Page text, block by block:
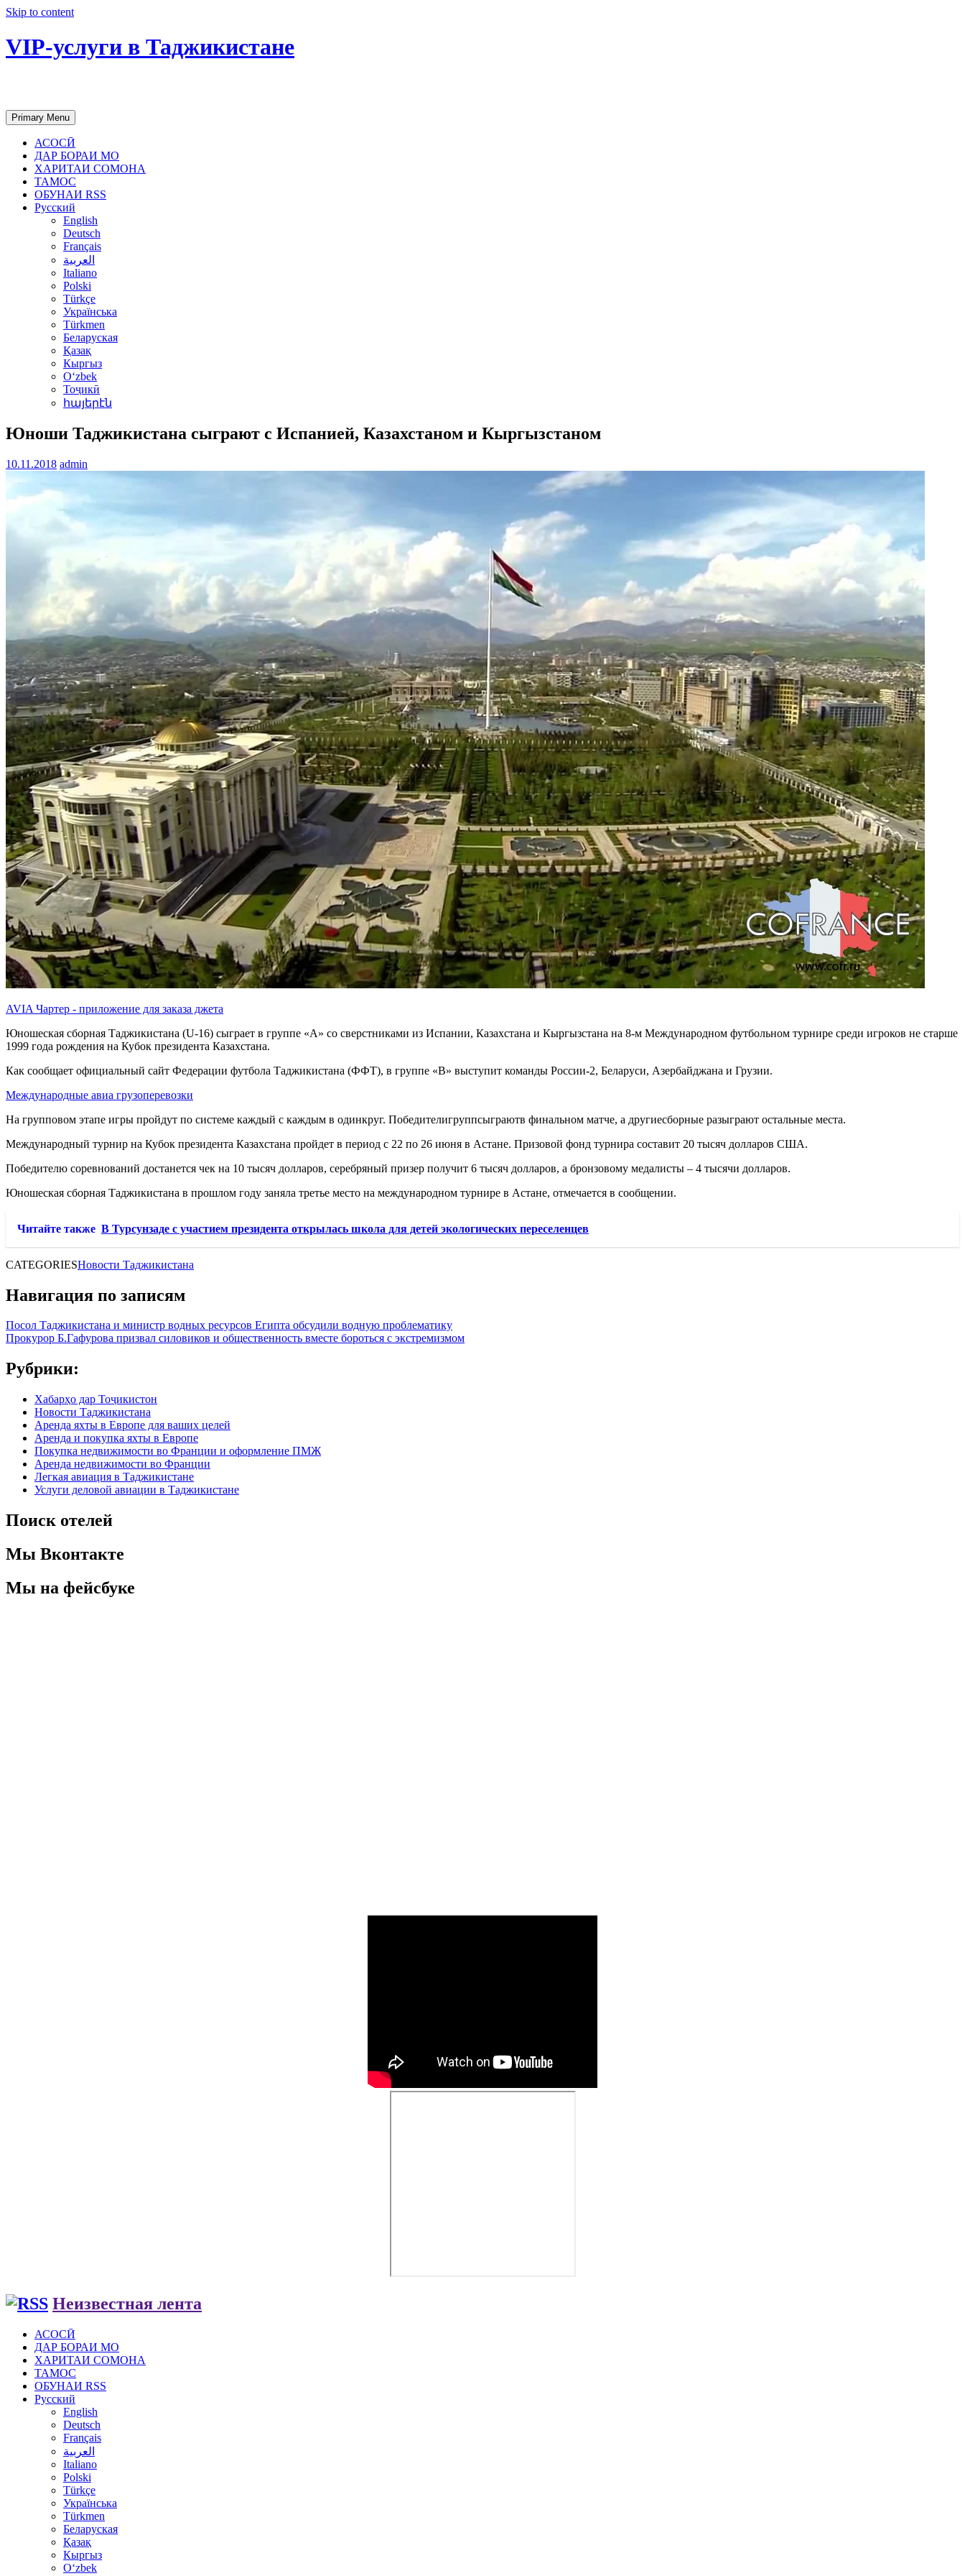
Skip to content
VIP-услуги в Таджикистане
Primary Menu
АСОСӢ
ДАР БОРАИ МО
ХАРИТАИ СОМОНА
ТАМОС
ОБУНАИ RSS
Русский
English
Deutsch
Français
العربية
Italiano
Polski
Türkçe
Українська
Türkmen
Беларуская
Қазақ
Кыргыз
Oʻzbek
Тоҷикӣ
հայերէն
Юноши Таджикистана сыграют с Испанией, Казахстаном и Кыргызстаном
10.11.2018 admin
AVIA Чартер - приложение для заказа джета
Юношеская сборная Таджикистана (U-16) сыграет в группе «А» со сверстниками из Испании, Казахстана и Кыргызстана на 8-м Международном футбольном турнире среди игроков не старше
1999 года рождения на Кубок президента Казахстана.
Как сообщает официальный сайт Федерации футбола Таджикистана (ФФТ), в группе «В» выступит команды России-2, Беларуси, Азербайджана и Грузии.
Международные авиа грузоперевозки
На групповом этапе игры пройдут по системе каждый с каждым в одинкруг. Победителигруппсыграютв финальном матче, а другиесборные разыграют остальные места.
Международный турнир на Кубок президента Казахстана пройдет в период с 22 по 26 июня в Астане. Призовой фонд турнира составит 20 тысяч долларов США.
Победителю соревнований достанется чек на 10 тысяч долларов, серебряный призер получит 6 тысяч долларов, а бронзовому медалисты – 4 тысячи долларов.
Юношеская сборная Таджикистана в прошлом году заняла третье место на международном турнире в Астане, отмечается в сообщении.
Читайте также В Турсунзаде с участием президента открылась школа для детей экологических переселенцев
CATEGORIESНовости Таджикистана
Навигация по записям
Посол Таджикистана и министр водных ресурсов Египта обсудили водную проблематику
Прокурор Б.Гафурова призвал силовиков и общественность вместе бороться с экстремизмом
Рубрики:
Хабарҳо дар Тоҷикистон
Новости Таджикистана
Аренда яхты в Европе для ваших целей
Аренда и покупка яхты в Европе
Покупка недвижимости во Франции и оформление ПМЖ
Аренда недвижимости во Франции
Легкая авиация в Таджикистане
Услуги деловой авиации в Таджикистане
Поиск отелей
Мы Вконтакте
Мы на фейсбуке
Неизвестная лента
АСОСӢ
ДАР БОРАИ МО
ХАРИТАИ СОМОНА
ТАМОС
ОБУНАИ RSS
Русский
English
Deutsch
Français
العربية
Italiano
Polski
Türkçe
Українська
Türkmen
Беларуская
Қазақ
Кыргыз
Oʻzbek